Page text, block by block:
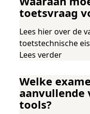
Peter van den Berg
Wouter Roelofs
Toetstechnische
Collega's aan het
toetsvraag
Lees hier over de
toetstechnische
Lees verder
Welke
aanvullende
tools?